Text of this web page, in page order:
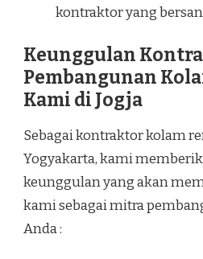
kontraktor yang
Keunggulan
Pembangunan
Kami di Jogja
Sebagai kontraktor kolam
Yogyakarta, kami
keunggulan yang akan
kami sebagai mitra
Anda :